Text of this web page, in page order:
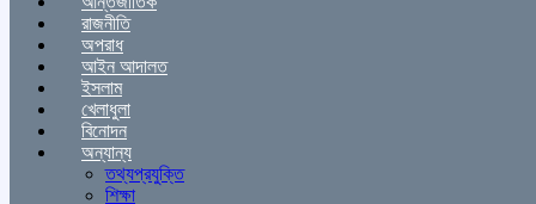
রাজনীতি
অপরাধ
আইন আদালত
ইসলাম
খেলাধুলা
বিনোদন
অন্যান্য
তথ্যপ্রযুক্তি
শিক্ষা